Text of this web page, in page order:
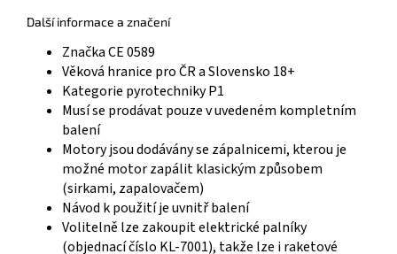
Další informace a značení
Značka CE 0589
Věková hranice pro ČR a Slovensko 18+
Kategorie pyrotechniky P1
Musí se prodávat pouze v uvedeném kompletním
balení
Motory jsou dodávány se zápalnicemi, kterou je
možné motor zapálit klasickým způsobem
(sirkami, zapalovačem)
Návod k použití je uvnitř balení
Volitelně lze zakoupit elektrické palníky
(objednací číslo KL-7001), takže lze i raketové